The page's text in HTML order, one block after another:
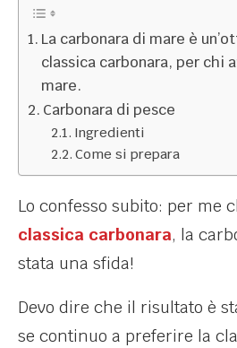
La carbonara di mare è
classica carbonara, per chi
mare.
Carbonara di pesce
Ingredienti
Come si prepara
Lo confesso subito: per me
classica carbonara, la
stata una sfida!
Devo dire che il risultato è
se continuo a preferire la